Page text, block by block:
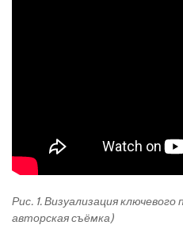
Рис. 1. Визуализация ключевого
авторская съёмка)